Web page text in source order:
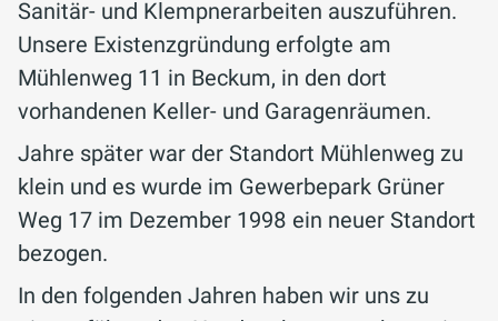
Sanitär- und Klempnerarbeiten auszuführen.
Unsere Existenzgründung erfolgte am
Mühlenweg 11 in Beckum, in den dort
vorhandenen Keller- und Garagenräumen.
Jahre später war der Standort Mühlenweg zu
klein und es wurde im Gewerbepark Grüner
Weg 17 im Dezember 1998 ein neuer Standort
bezogen.
In den folgenden Jahren haben wir uns zu